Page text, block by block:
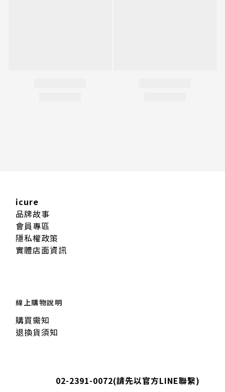
icure
品牌故事
會員專區
隱私權政策
實體店面資訊
線上購物說明
購買需知
退換貨須知
02-2391-0072(請先以官方LINE聯繫)